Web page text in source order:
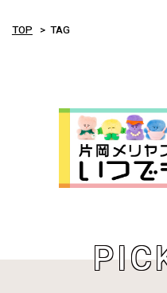
TOP TAG